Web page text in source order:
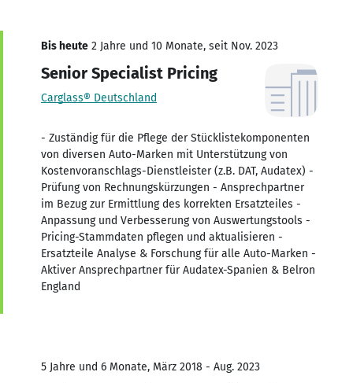
Bis heute 2 Jahre und 10 Monate, seit Nov. 2023
Senior Specialist Pricing
Carglass® Deutschland
- Zuständig für die Pflege der Stücklistekomponenten
von diversen Auto-Marken mit Unterstützung von
Kostenvoranschlags-Dienstleister (z.B. DAT, Audatex) -
Prüfung von Rechnungskürzungen - Ansprechpartner
im Bezug zur Ermittlung des korrekten Ersatzteiles -
Anpassung und Verbesserung von Auswertungstools -
Pricing-Stammdaten pflegen und aktualisieren -
Ersatzteile Analyse & Forschung für alle Auto-Marken -
Aktiver Ansprechpartner für Audatex-Spanien & Belron
England
5 Jahre und 6 Monate, März 2018 - Aug. 2023